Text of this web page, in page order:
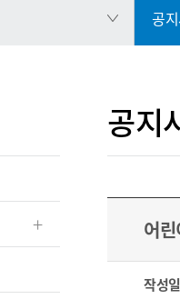
공
공지
어
작성일